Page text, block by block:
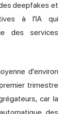
deepfakes et
à l'IA qui
des services
d'environ
trimestre
car la